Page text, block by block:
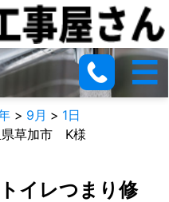
など…
9月
1日
県草加市 K様
トイレつまり修